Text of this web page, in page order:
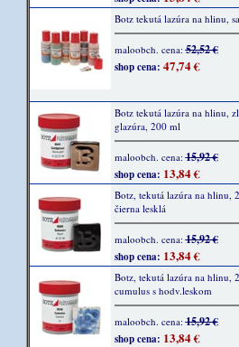
Botz tekutá lazúra na hlinu,
maloobch. cena:52,52 €
shop cena: 47,74 €
Botz tekutá lazúra na hlinu,
glazúra, 200 ml
maloobch. cena:15,92 €
shop cena: 13,84 €
Botz, tekutá lazúra na hlinu,
čierna lesklá
maloobch. cena:15,92 €
shop cena: 13,84 €
Botz, tekutá lazúra na hlinu,
cumulus s hodv.leskom
maloobch. cena:15,92 €
shop cena: 13,84 €